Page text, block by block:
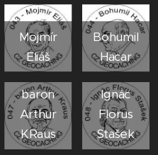
Mojmír
Eliáš
Bohumil
Hacar
baron
Arthur
KRaus
Ignác
Florus
Stašek